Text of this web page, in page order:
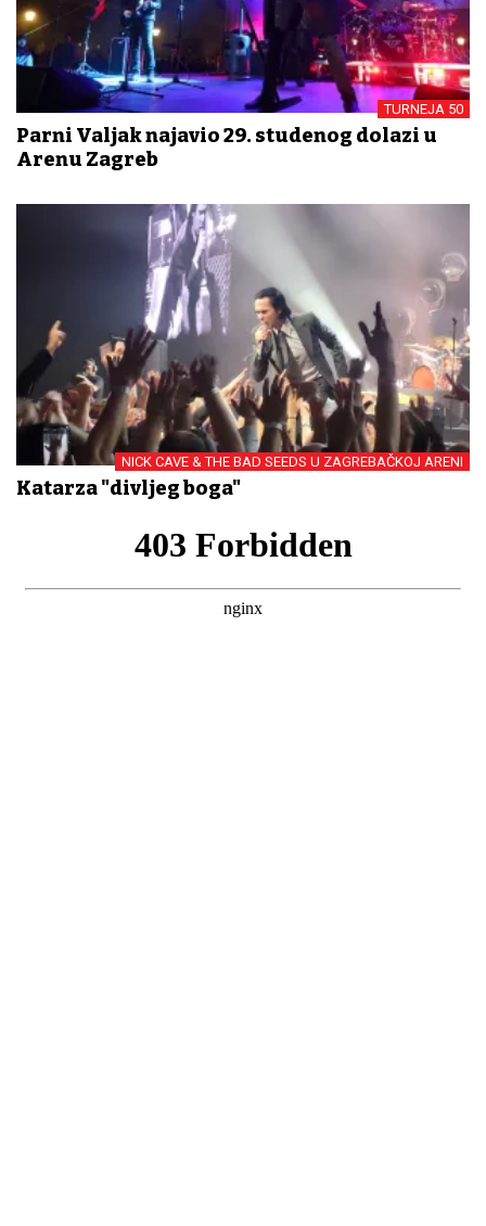
TURNEJA 50
Parni Valjak najavio 29. studenog dolazi u
Arenu Zagreb
NICK CAVE & THE BAD SEEDS U ZAGREBAČKOJ ARENI
Katarza "divljeg boga"